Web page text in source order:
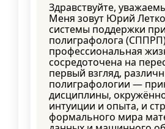
Здравствуйте,
Меня зовут Юрий
системы поддержки
полиграфолога
профессиональная
сосредоточена на
первый взгляд,
полиграфологии —
дисциплины,
интуиции и опыта, и
формального мира